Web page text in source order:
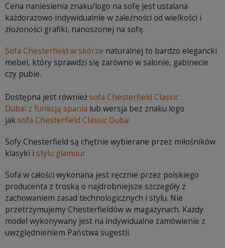
Cena naniesienia znaku/logo na sofę jest ustalana
każdorazowo indywidualnie w zależności od wielkości i
złożoności grafiki, nanoszonej na sofę.
Sofa Chesterfield w skórze naturalnej to bardzo elegancki
mebel, który sprawdzi się zarówno w salonie, gabinecie
czy pubie.
Dostępna jest równieżsofa Chesterfield Classic
Dubai z funkcją spania lub wersja bez znaku logo
jak sofa Chesterfield Classic Dubai
Sofy Chesterfield są chętnie wybierane przez miłośników
klasyki i stylu glamour
Sofa w całości wykonana jest ręcznie przez polskiego
producenta z troską o najdrobniejsze szczegóły z
zachowaniem zasad technologicznych i stylu. Nie
przetrzymujemy Chesterfieldów w magazynach. Każdy
model wykonywany jest na indywidualne zamówienie z
uwzględnieniem Państwa sugestii.